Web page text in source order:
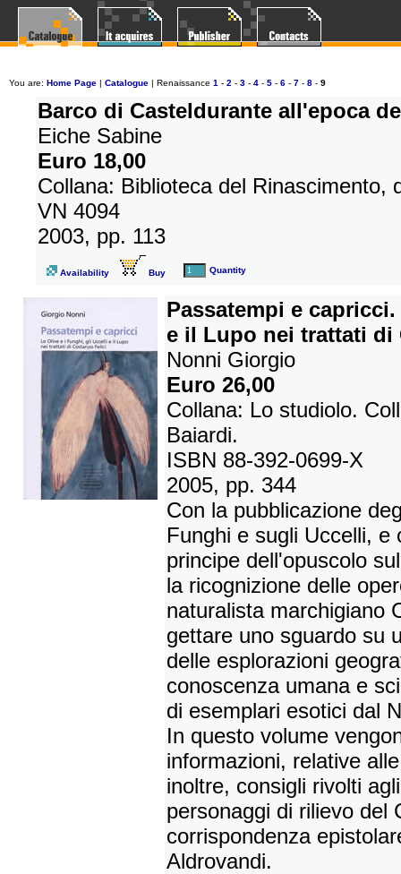
You are: Home Page | Catalogue | Renaissance 1 - 2 - 3 - 4 - 5 - 6 - 7 - 8 - 9
Barco di Casteldurante all'epoca
Eiche Sabine
Euro 18,00
Collana: Biblioteca del Rinascimento,
VN 4094
2003, pp. 113
Availability Buy Quantity
Passatempi e
e il Lupo nei trattati di
Nonni Giorgio
Euro 26,00
Collana: Lo studiolo.
Baiardi.
ISBN 88-392-0699-X
2005, pp. 344
Con la pubblicazione
Funghi e sugli Uccelli, e
principe dell'opuscolo
la ricognizione delle
naturalista marchigiano
gettare uno sguardo su
delle esplorazioni
conoscenza umana e
di esemplari esotici dal
In questo volume
informazioni, relative
inoltre, consigli rivolti
personaggi di rilievo del
corrispondenza
Aldrovandi.